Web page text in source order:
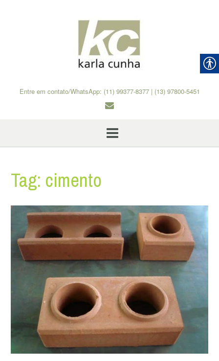
Entre em contato/WhatsApp: (11) 99377-8377 | (13) 97800-5451
Tag: cimento